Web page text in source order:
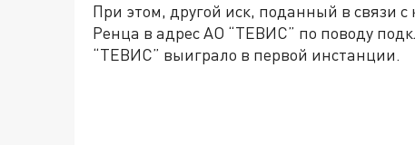
При этом, другой иск, поданный в связи
Ренца в адрес АО “ТЕВИС” по поводу
“ТЕВИС” выиграло в первой инстанции.